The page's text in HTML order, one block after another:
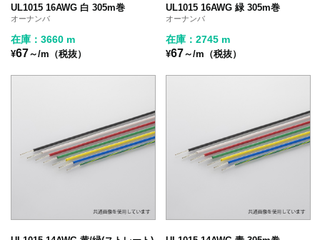
UL1015 16AWG 白 305m巻
オーナンバ
在庫：3660 m
¥67～/m（税抜）
UL1015 16AWG 緑 305m巻
オーナンバ
在庫：2745 m
¥67～/m（税抜）